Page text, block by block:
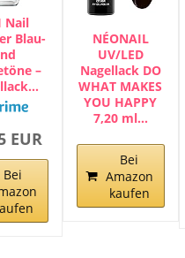
Nail
Blau-
–
EUR
Bei
NÉONAIL
UV/LED
Nagellack DO
WHAT MAKES
YOU HAPPY
7,20 ml…
Bei
Amazon
kaufen